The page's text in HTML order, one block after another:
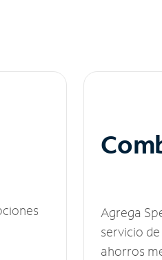
Agrega
servicio
ahorros